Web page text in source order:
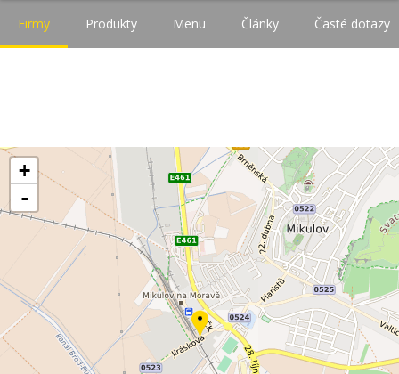
Firmy Produkty Menu Články Časté dotazy
+
-